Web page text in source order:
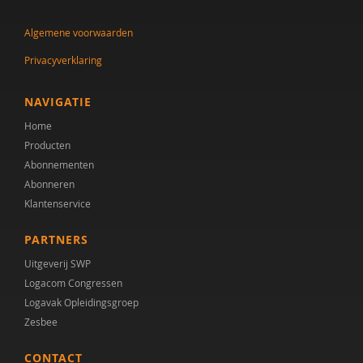
Cor Hoffer
Jill Hoogerwerf
Desiree Hooi
Saskia Kolk
Baris Korkmaz
Alexander Koutamanis
Claudia Libbi
Drs. M. Edrisi
Hilde M. Geurts
Harry Michon
Algemene voorwaarden
Privacyverklaring
NAVIGATIE
Home
Producten
Abonnementen
Abonneren
Klantenservice
PARTNERS
Uitgeverij SWP
Logacom Congressen
Logavak Opleidingsgroep
Zesbee
CONTACT